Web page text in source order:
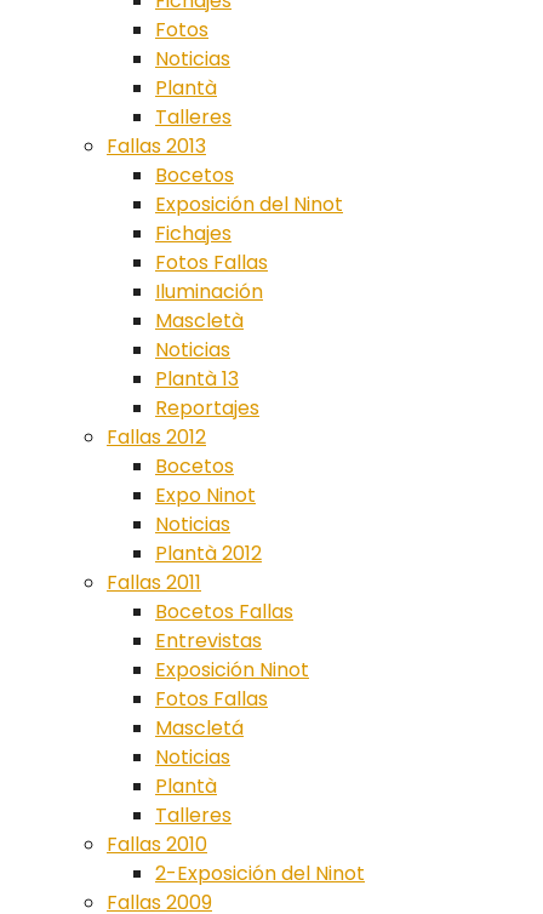
Fotos
Noticias
Plantà
Talleres
Fallas 2013
Bocetos
Exposición del Ninot
Fichajes
Fotos Fallas
Iluminación
Mascletà
Noticias
Plantà 13
Reportajes
Fallas 2012
Bocetos
Expo Ninot
Noticias
Plantà 2012
Fallas 2011
Bocetos Fallas
Entrevistas
Exposición Ninot
Fotos Fallas
Mascletá
Noticias
Plantà
Talleres
Fallas 2010
2-Exposición del Ninot
Fallas 2009